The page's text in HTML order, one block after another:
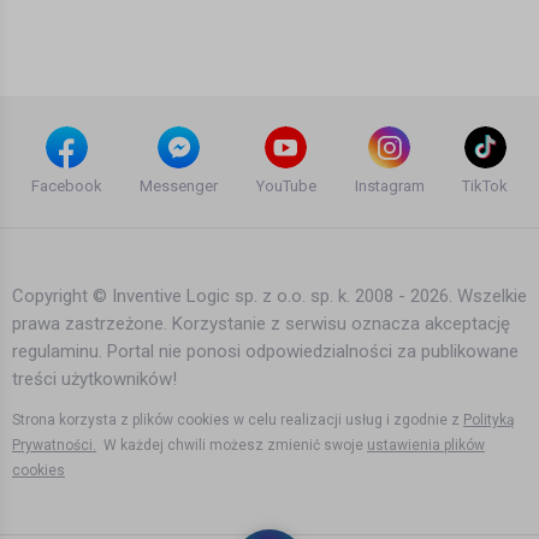
Tak ciężko jeszcze nie było, ale
alkohol jeszcze jest
Pilnują bo ceny rosną, ale i tak jadą na
wesele
Filmy instruktażowe
Facebook Messenger YouTube Instagram TikTok
Copyright © Inventive Logic sp. z o.o. sp. k. 2008 - 2026. Wszelkie
prawa zastrzeżone. Korzystanie z serwisu oznacza akceptację
regulaminu. Portal nie ponosi odpowiedzialności za publikowane
treści użytkowników!
Strona korzysta z plików cookies w celu realizacji usług i zgodnie z Polityką
Prywatności. W każdej chwili możesz zmienić swoje ustawienia plików
cookies